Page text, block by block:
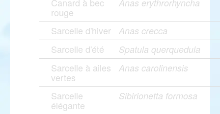
Canard à bec
rouge
Anas erythrorhyncha
Sarcelle d'hiver Anas crecca
Sarcelle d'été Spatula querquedula
Sarcelle à ailes
vertes
Anas carolinensis
Sarcelle
élégante
Sibirionetta formosa